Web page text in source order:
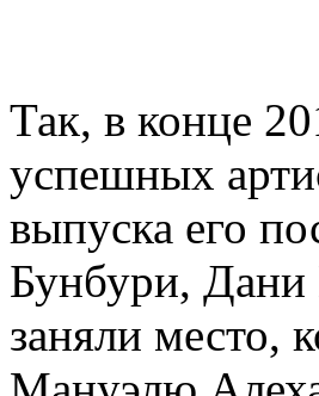
Так, в конце
успешных
выпуска его
Бунбури,
заняли место,